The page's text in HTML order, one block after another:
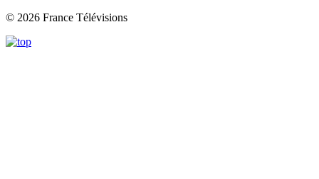
© 2026 France Télévisions